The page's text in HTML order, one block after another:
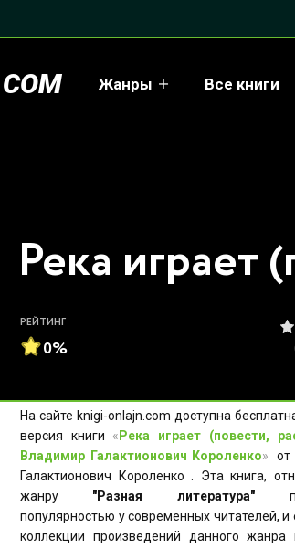
Жанры Все книги
РЕЙТИНГ
0%
На сайте knigi-onlajn.com доступна
версия книги « Река играет (повести,
Владимир Галактионович Короленко»
от
Галактионович Короленко . Эта книга,
жанру "Разная литература"
популярностью у современных читателей, и
коллекции произведений данного